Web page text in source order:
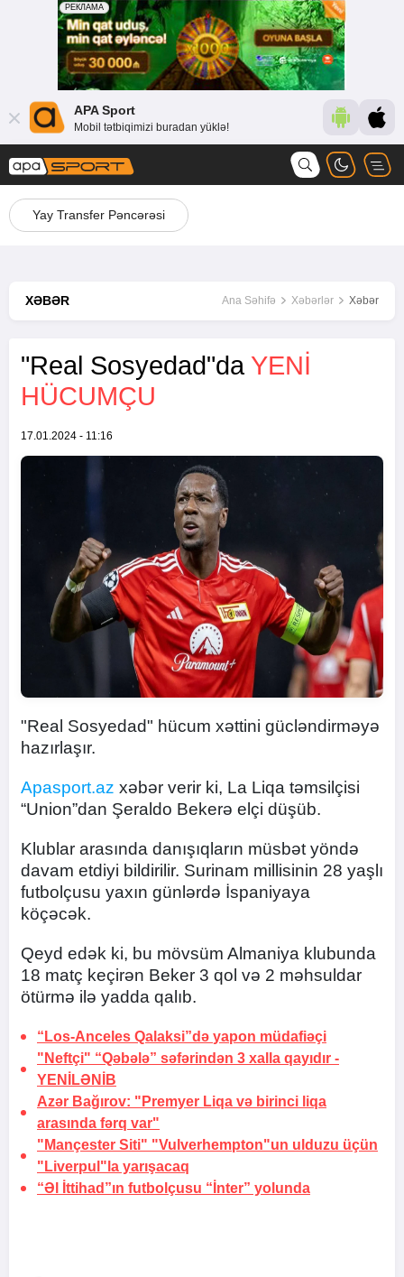
APA Sport
Mobil tətbiqimizi buradan yüklə!
Yay Transfer Pəncərəsi
XƏBƏR Ana Səhifə Xəbərlər Xəbər
"Real Sosyedad"da YENI
HÜCUMÇU
17.01.2024 - 11:16
"Real Sosyedad" hücum xəttini gücləndirməyə
hazırlaşır.
Apasport.az xəbər verir ki, La Liqa təmsilçisi
“Union”dan Şeraldo Bekerə elçi düşüb.
Klublar arasında danışıqların müsbət yöndə
davam etdiyi bildirilir. Surinam millisinin 28 yaşlı
futbolçusu yaxın günlərdə İspaniyaya
köçəcək.
Qeyd edək ki, bu mövsüm Almaniya klubunda
18 matç keçirən Beker 3 qol və 2 məhsuldar
ötürmə ilə yadda qalıb.
“Los-Anceles Qalaksi”də yapon müdafiəçi
"Neftçi" “Qəbələ” səfərindən 3 xalla qayıdır -
YENİLƏNİB
Azər Bağırov: "Premyer Liqa və birinci liqa
arasında fərq var"
"Mançester Siti" "Vulverhempton"un ulduzu üçün
"Liverpul"la yarışacaq
“Əl İttihad”ın futbolçusu “İnter” yolunda